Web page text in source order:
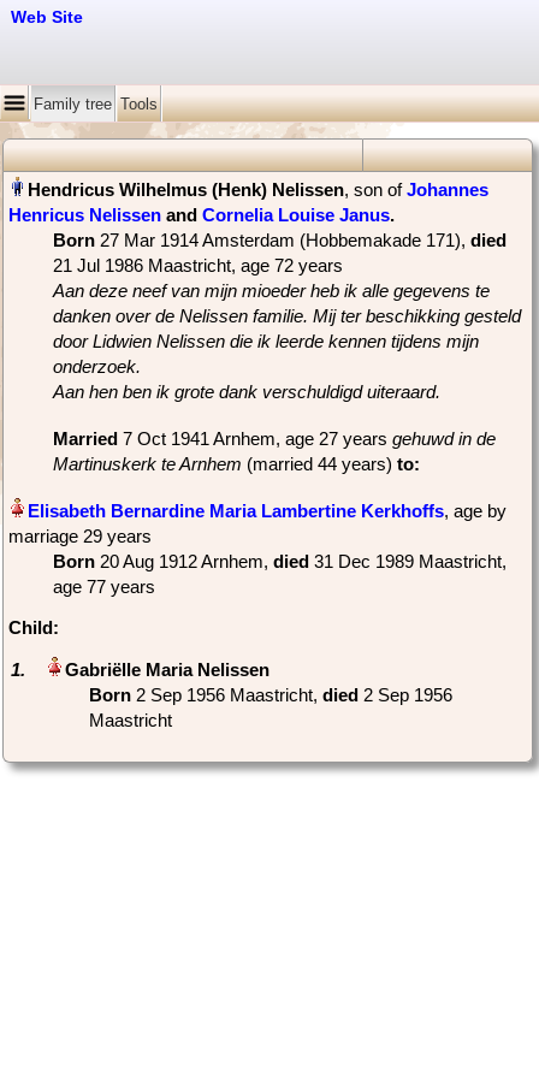
Web Site
Family tree Tools
, son ofJohannes
Henricus Nelissen and Cornelia Louise Janus‏.
Born ‎27 Mar 1914 Amsterdam (Hobbemakade 171), died
‎21 Jul 1986 Maastricht‎, age 72 years
Aan deze neef van mijn mioeder heb ik alle gegevens te
danken over de Nelissen familie. Mij ter beschikking gesteld
door Lidwien Nelissen die ik leerde kennen tijdens mijn
onderzoek.
Aan hen ben ik grote dank verschuldigd uiteraard.
Married ‎7 Oct 1941 Arnhem, age 27 years gehuwd in de
Martinuskerk te Arnhem (married 44 years) to:
, age by
marriage 29 years
Born ‎20 Aug 1912 Arnhem, died ‎31 Dec 1989 Maastricht‎,
age 77 years
Child:
1.
Born ‎2 Sep 1956 Maastricht, died ‎2 Sep 1956
Maastricht‎